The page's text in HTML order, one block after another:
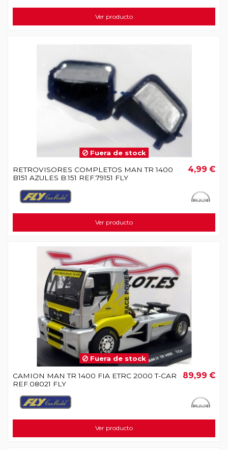
Ver producto
Fuera de stock
RETROVISORES COMPLETOS MAN TR 1400
B151 AZULES B.151 REF.79151 FLY
4,99 €
Ver producto
Fuera de stock
CAMION MAN TR 1400 FIA ETRC 2000 T-CAR
REF.08021 FLY
89,99 €
Ver producto